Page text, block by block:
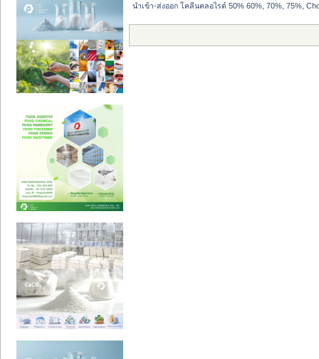
นำเข้า-ส่งออก โคลีนคลอไรด์ 50% 60%, 70%, 75%,